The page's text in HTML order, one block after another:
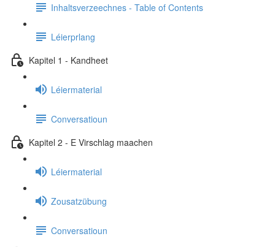
Inhaltsverzeechnes - Table of Contents
Léierprlang
Kapitel 1 - Kandheet
Léiermaterial
Conversatioun
Kapitel 2 - E Virschlag maachen
Léiermaterial
Zousatzübung
Conversatioun